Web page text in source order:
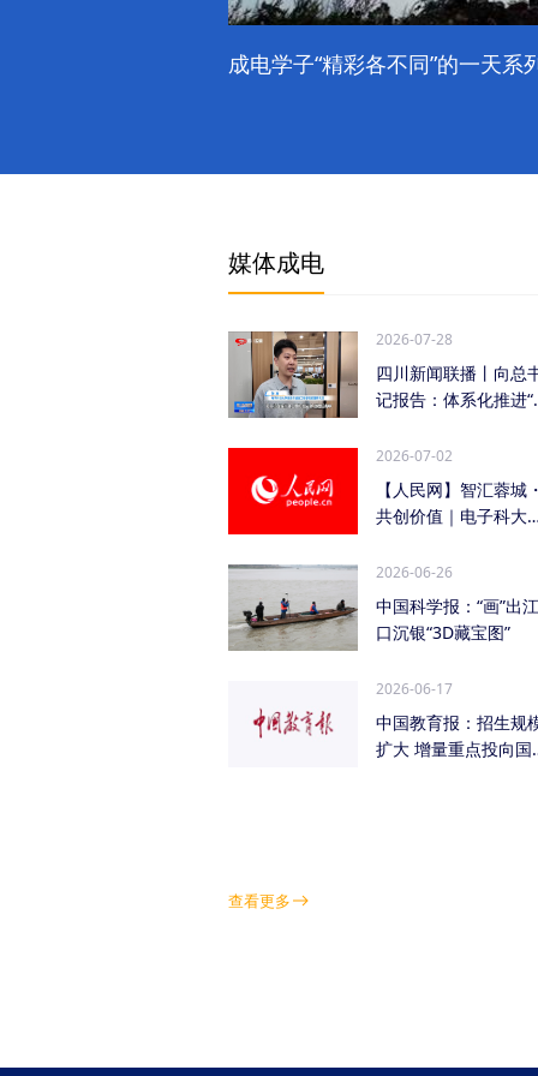
成电学子“精彩各不同”的一天系
媒体成电
2026-07-28
四川新闻联播丨向总
记报告：体系化推进“
2026-07-02
【人民网】智汇蓉城
共创价值｜电子科大
2026-06-26
中国科学报：“画”出江
口沉银“3D藏宝图”
2026-06-17
中国教育报：招生规
扩大 增量重点投向国
查看更多